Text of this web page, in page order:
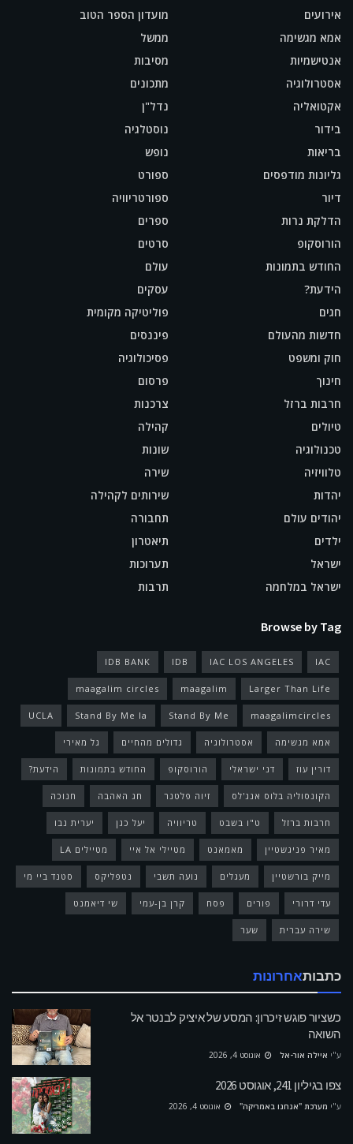
אירועים
אמא מגשימה
אנטישמיות
אסטרולוגיה
אקטואליה
בידור
בריאות
גליונות מודפסים
דיור
הדלקת נרות
הורוסקופ
החודש בתמונות
הידעת?
חגים
חדשות מהעולם
חוק ומשפט
חינוך
חרבות ברזל
טיולים
טכנולוגיה
טלוויזיה
יהדות
יהודים עולם
ילדים
ישראל
ישראל במלחמה
מועדון הספר הטוב
ממשל
מסיבות
מתכונים
נדל"ן
נוסטלגיה
נופש
ספורט
ספורטריוויה
ספרים
סרטים
עולם
עסקים
פוליטיקה מקומית
פיננסים
פסיכולוגיה
פרסום
צרכנות
קהילה
שונות
שירה
שירותים לקהילה
תחבורה
תיאטרון
תערוכות
תרבות
Browse by Tag
IAC
IAC LOS ANGELES
IDB
IDB BANK
Larger Than Life
maagalim
maagalim circles
maagalimcircles
Stand By Me
Stand By Me la
UCLA
אמא מגשימה אסטרולוגיה גדולים מהחיים גל מאירי
דורין עוז דני ישראלי הורוסקופ החודש בתמונות הידעת?
הקונסוליה בלוס אנג'לס זיוה פלטנר חג האהבה חנוכה
חרבות ברזל ט"ו בשבט טריוויה יעל כגן יערית נבו
מאיר פניגשטיין מאמאנט מטיילי אל איי מטיילים LA
מייק בורשטיין מעגלים נועה תשבי נטפליקס סטנד ביי מי
עדי דרורי פורים פסח קרן בן-עמי שי דיאמנט
שירה עברית שער
כתבותאחרונות
כשציור פוגש זיכרון: המסע של איציק לבנטר אל
השואה
ע"י איילה אור-אל אוגוסט 4, 2026
צפו בגיליון 241, אוגוסט 2026
ע"י מערכת "אנחנו באמריקה" אוגוסט 4, 2026